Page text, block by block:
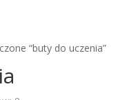
“buty do uczenia”